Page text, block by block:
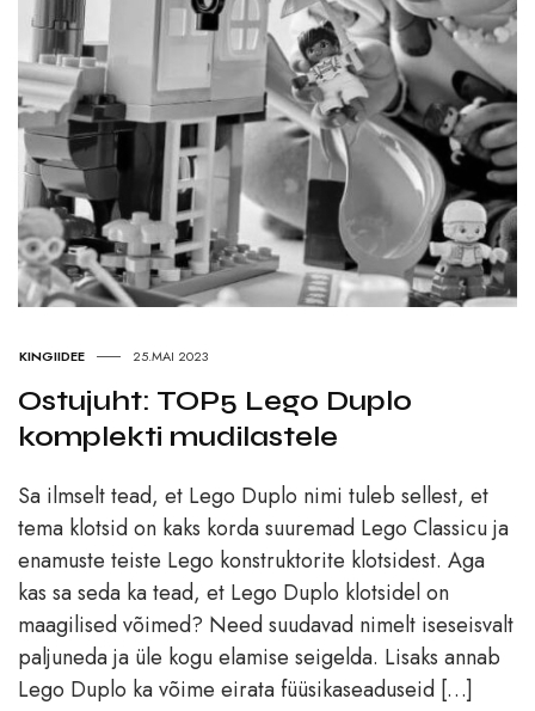
KINGIIDEE 25.MAI 2023
Ostujuht: TOP5 Lego Duplo
komplekti mudilastele
Sa ilmselt tead, et Lego Duplo nimi tuleb sellest, et
tema klotsid on kaks korda suuremad Lego Classicu ja
enamuste teiste Lego konstruktorite klotsidest. Aga
kas sa seda ka tead, et Lego Duplo klotsidel on
maagilised võimed? Need suudavad nimelt iseseisvalt
paljuneda ja üle kogu elamise seigelda. Lisaks annab
Lego Duplo ka võime eirata füüsikaseaduseid […]